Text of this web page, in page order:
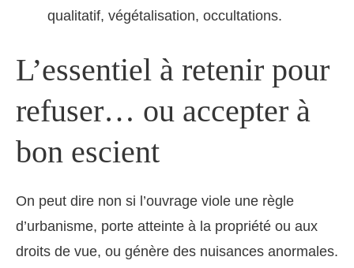
qualitatif, végétalisation, occultations.
L’essentiel à retenir pour
refuser… ou accepter à
bon escient
On peut dire non si l’ouvrage viole une règle
d’urbanisme, porte atteinte à la propriété ou aux
droits de vue, ou génère des nuisances anormales.